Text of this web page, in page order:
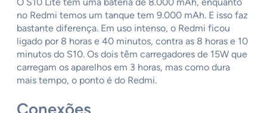
no Redmi temos um tanque tem 9.000 mAh. E isso faz
bastante diferença. Em uso intenso, o Redmi ficou
ligado por 8 horas e 40 minutos, contra as 8 horas e 10
minutos do S10. Os dois têm carregadores de 15W que
carregam os aparelhos em 3 horas, mas como dura
mais tempo, o ponto é do Redmi.